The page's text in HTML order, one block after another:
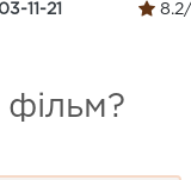
11-21 8.2/